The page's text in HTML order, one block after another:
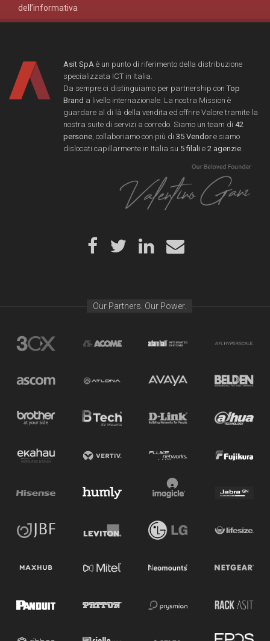
dell’informativa
Asit SpA è un punto di riferimento della distribuzione
specializzata ICT in Italia.
Da sempre ci distinguiamo per partnership con Top
Brand a livello internazionale. La nostra Mission è
guardare al di là della vendita ed offrire Valore tramite la
nostra suite di servizi a corredo. Siamo un team di 42
persone , collaboriamo con più di 35 Vendore siamo
dislocati capillarmente in Italia su 5 filali e 2 agenzie